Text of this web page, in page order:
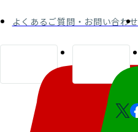
よくあるご質問・お問い合わせ